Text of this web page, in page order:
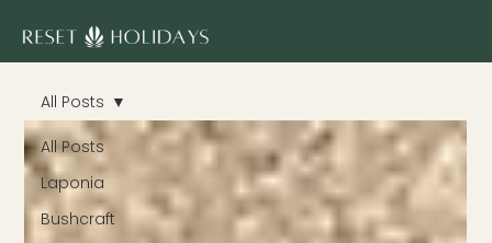
All Posts
Laponia
Bushcraft
All Posts